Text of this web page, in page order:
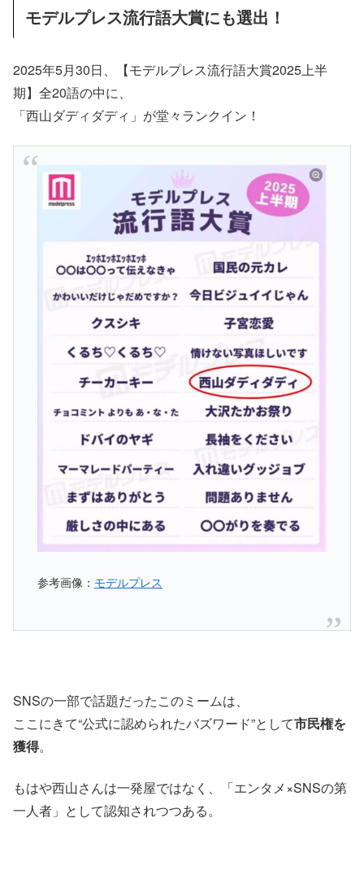
モデルプレス流行語大賞にも選出！
2025年5月30日、【モデルプレス流行語大賞2025上半
期】全20語の中に、
「西山ダディダディ」が堂々ランクイン！
参考画像： モデルプレス
SNSの一部で話題だったこのミームは、
ここにきて“公式に認められたバズワード”として市民権を
獲得。
もはや西山さんは一発屋ではなく、「エンタメ×SNSの第
一人者」として認知されつつある。